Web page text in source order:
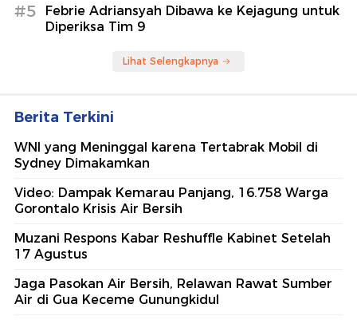
#5
Febrie Adriansyah Dibawa ke Kejagung untuk
Diperiksa Tim 9
Lihat Selengkapnya
Berita Terkini
WNI yang Meninggal karena Tertabrak Mobil di
Sydney Dimakamkan
Video: Dampak Kemarau Panjang, 16.758 Warga
Gorontalo Krisis Air Bersih
Muzani Respons Kabar Reshuffle Kabinet Setelah
17 Agustus
Jaga Pasokan Air Bersih, Relawan Rawat Sumber
Air di Gua Keceme Gunungkidul